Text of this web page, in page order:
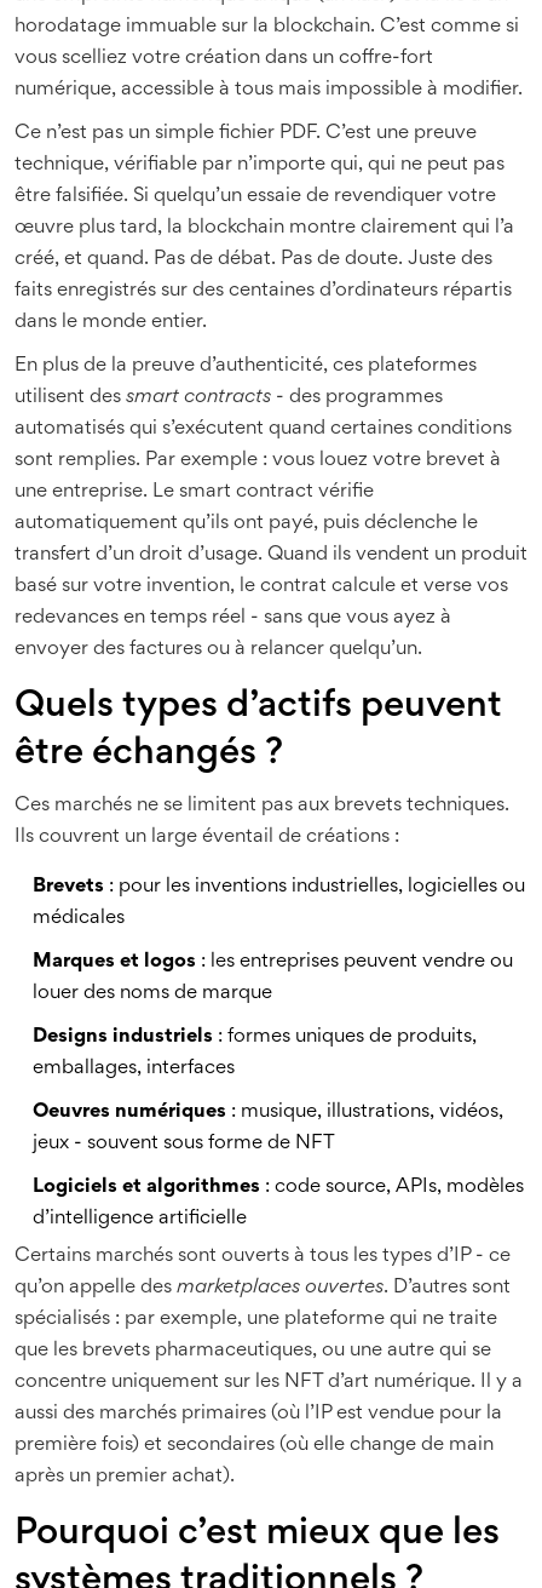
horodatage immuable sur la blockchain. C’est comme si
vous scelliez votre création dans un coffre-fort
numérique, accessible à tous mais impossible à modifier.
Ce n’est pas un simple fichier PDF. C’est une preuve
technique, vérifiable par n’importe qui, qui ne peut pas
être falsifiée. Si quelqu’un essaie de revendiquer votre
œuvre plus tard, la blockchain montre clairement qui l’a
créé, et quand. Pas de débat. Pas de doute. Juste des
faits enregistrés sur des centaines d’ordinateurs répartis
dans le monde entier.
En plus de la preuve d’authenticité, ces plateformes
utilisent des smart contracts - des programmes
automatisés qui s’exécutent quand certaines conditions
sont remplies. Par exemple : vous louez votre brevet à
une entreprise. Le smart contract vérifie
automatiquement qu’ils ont payé, puis déclenche le
transfert d’un droit d’usage. Quand ils vendent un produit
basé sur votre invention, le contrat calcule et verse vos
redevances en temps réel - sans que vous ayez à
envoyer des factures ou à relancer quelqu’un.
Quels types d’actifs peuvent
être échangés ?
Ces marchés ne se limitent pas aux brevets techniques.
Ils couvrent un large éventail de créations :
Brevets : pour les inventions industrielles, logicielles ou
médicales
Marques et logos : les entreprises peuvent vendre ou
louer des noms de marque
Designs industriels : formes uniques de produits,
emballages, interfaces
Oeuvres numériques : musique, illustrations, vidéos,
jeux - souvent sous forme de NFT
Logiciels et algorithmes : code source, APIs, modèles
d’intelligence artificielle
Certains marchés sont ouverts à tous les types d’IP - ce
qu’on appelle des marketplaces ouvertes. D’autres sont
spécialisés : par exemple, une plateforme qui ne traite
que les brevets pharmaceutiques, ou une autre qui se
concentre uniquement sur les NFT d’art numérique. Il y a
aussi des marchés primaires (où l’IP est vendue pour la
première fois) et secondaires (où elle change de main
après un premier achat).
Pourquoi c’est mieux que les